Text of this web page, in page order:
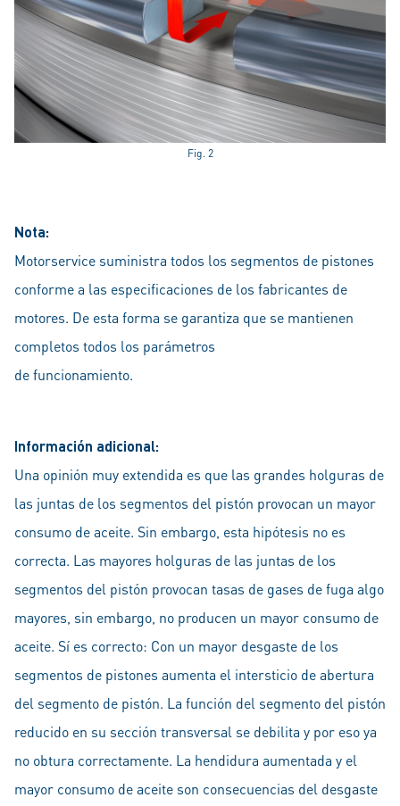
Fig. 2
Nota:
Motorservice suministra todos los segmentos de pistones
conforme a las especificaciones de los fabricantes de
motores. De esta forma se garantiza que se mantienen
completos todos los parámetros
de funcionamiento.
Información adicional:
Una opinión muy extendida es que las grandes holguras de
las juntas de los segmentos del pistón provocan un mayor
consumo de aceite. Sin embargo, esta hipótesis no es
correcta. Las mayores holguras de las juntas de los
segmentos del pistón provocan tasas de gases de fuga algo
mayores, sin embargo, no producen un mayor consumo de
aceite. Sí es correcto: Con un mayor desgaste de los
segmentos de pistones aumenta el intersticio de abertura
del segmento de pistón. La función del segmento del pistón
reducido en su sección transversal se debilita y por eso ya
no obtura correctamente. La hendidura aumentada y el
mayor consumo de aceite son consecuencias del desgaste